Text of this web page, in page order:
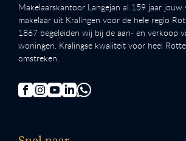
Makelaarskantoor Langejan al 159 jaar
makelaar uit Kralingen voor de hele regio
1867 begeleiden wij bij de aan- en verkoop
woningen. Kralingse kwaliteit voor heel
omstreken.